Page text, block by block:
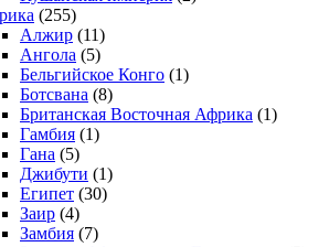
(255)
Алжир (11)
Ангола (5)
Бельгийское Конго (1)
Ботсвана (8)
Британская Восточная Африка (1)
Гамбия (1)
Гана (5)
Джибути (1)
Египет (30)
Заир (4)
Замбия (7)